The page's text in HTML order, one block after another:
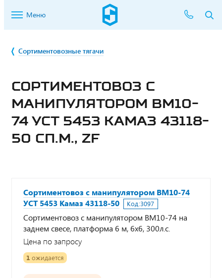
Меню
Сортиментовозные тягачи
СОРТИМЕНТОВОЗ С
МАНИПУЛЯТОРОМ ВМ10-
74 УСТ 5453 КАМАЗ 43118-
50 СП.М., ZF
Сортиментовоз с манипулятором ВМ10-74
УСТ 5453 Камаз 43118-50
Код:3097
Сортиментовоз с манипулятором ВМ10-74 на
заднем свесе, платформа 6 м, 6х6, 300л.с.
Цена по запросу
1 ожидается